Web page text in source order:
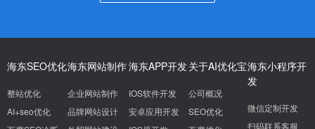
海东SEO优化
整站优化
AI+seo优化
海东网站制作
企业网站制作
品牌网站设计
海东APP开发
IOS软件开发
安卓应用开发
关于AI优化宝
公司概况
SEO优化
海东小程序开
发
微信定制开发
扫码联系客服